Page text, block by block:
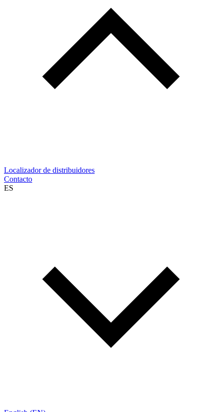
Localizador de distribuidores
Contacto
ES